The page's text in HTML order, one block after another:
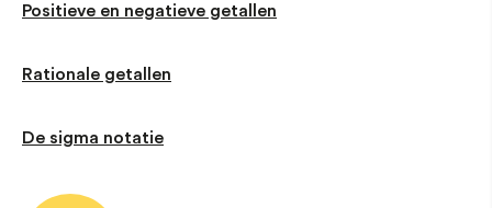
Positieve en negatieve getallen
Rationale getallen
De sigma notatie